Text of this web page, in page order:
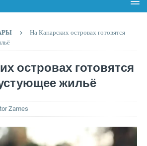
На Канарских островах готовятся
островах готовятся
жильё
Zames